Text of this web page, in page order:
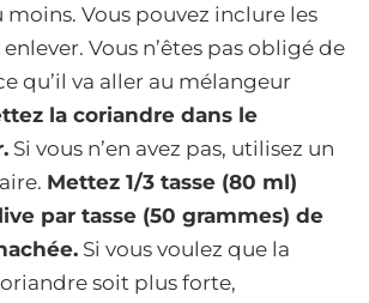
moins. Vous pouvez inclure les
Vous n’êtes pas obligé de
qu’il va aller au mélangeur
la coriandre dans le
Si vous n’en avez pas, utilisez un
Mettez 1/3 tasse (80 ml)
par tasse (50 grammes) de
Si vous voulez que la
soit plus forte,